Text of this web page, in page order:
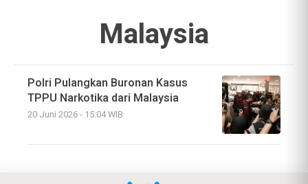
Malaysia
Polri Pulangkan Buronan Kasus
TPPU Narkotika dari Malaysia
20 Juni 2026 - 15:04 WIB